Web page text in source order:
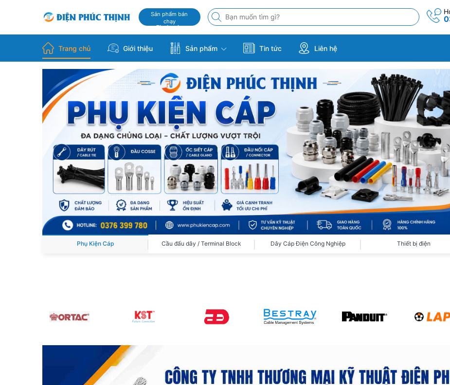
Sản phẩm bán
chạy
Flash sale
Trang chủ Giới thiệu Sản phẩm Tin tức Liên hệ
Phụ Kiện Cáp Cầu đấu dây / Terminal Block Dây Cáp Điện Công Nghiệp Thiết bị điện